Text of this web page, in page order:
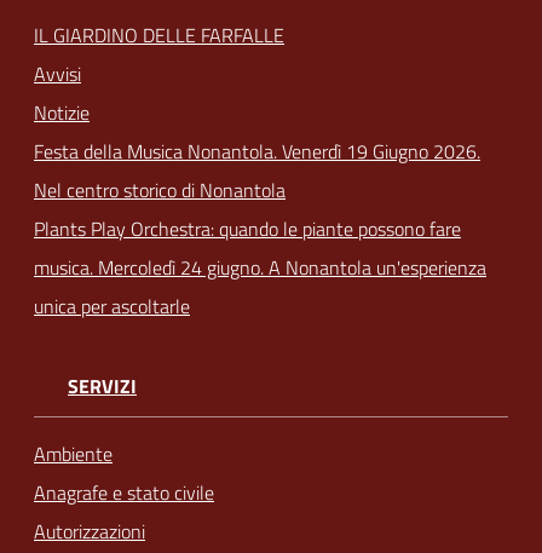
IL GIARDINO DELLE FARFALLE
Avvisi
Notizie
Festa della Musica Nonantola. Venerdì 19 Giugno 2026.
Nel centro storico di Nonantola
Plants Play Orchestra: quando le piante possono fare
musica. Mercoledì 24 giugno. A Nonantola un'esperienza
unica per ascoltarle
SERVIZI
Ambiente
Anagrafe e stato civile
Autorizzazioni